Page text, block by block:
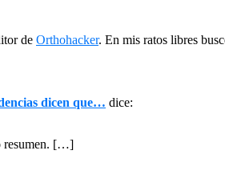
de Orthohacker. En mis ratos libres
dicen que… dice:
resumen. […]